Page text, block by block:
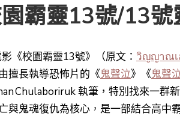
園霸靈13號/13
《校園霸靈13號》（原文： วิญญาณเ
擅長執導恐怖片的《鬼聲泣》《鬼聲
Chulaboriruk 執筆，特別找來一群
與鬼魂復仇為核心， 是一部結合高中